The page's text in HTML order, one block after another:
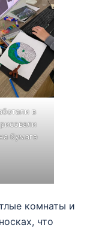
в
бумаге
комнаты и
что